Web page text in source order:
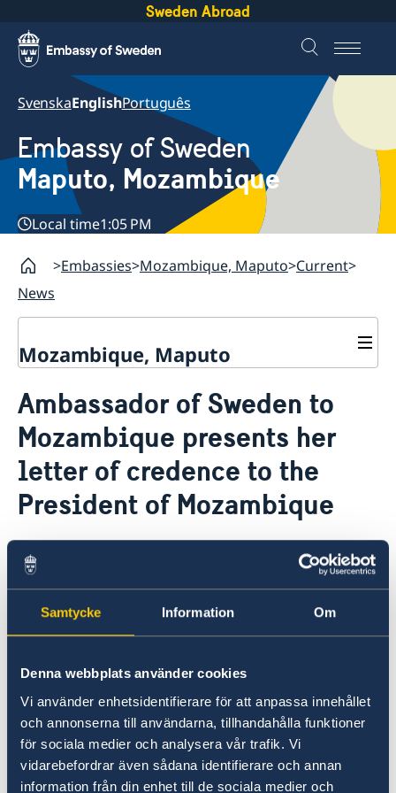
Samtycke Information Om
Denna webbplats använder cookies
Vi använder enhetsidentifierare för att anpassa innehållet
och annonserna till användarna, tillhandahålla funktioner
för sociala medier och analysera vår trafik. Vi
vidarebefordrar även sådana identifierare och annan
information från din enhet till de sociala medier och
Sweden Abroad
SvenskaEnglishPortuguês
Embassy of Sweden
Maputo, Mozambique
Local time1:05 PM
Embassies Mozambique, Maputo Current
News
Mozambique, Maputo
About us
Staff Mozambique
Current
New ministers at the Ministry for Foreign Affairs
New funding round opens in Mozambique to
Ambassador of Sweden to
Mozambique presents her
letter of credence to the
President of Mozambique
23 Oct 2020
Mette Sunnergren, formally presented
of Mozambique, Filipe Jacinto Nyusi,
yesterday in Maputo
The Ambassador and the President talked
about the historical relations between